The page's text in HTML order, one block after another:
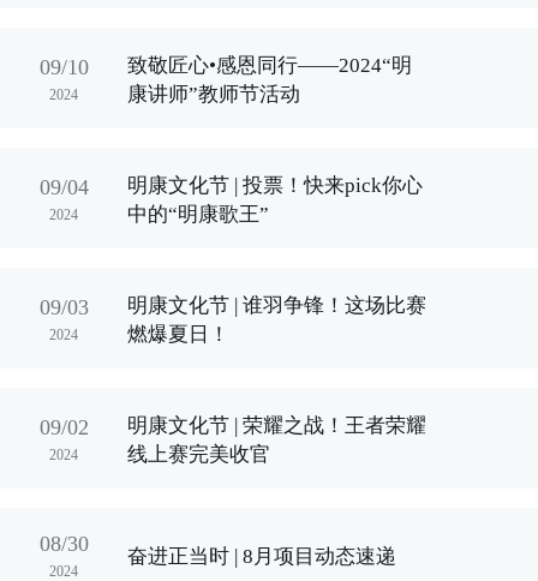
09/10
2024
致敬匠心•感恩同行——2024“明
康讲师”教师节活动
09/04
2024
明康文化节 | 投票！快来pick你心
中的“明康歌王”
09/03
2024
明康文化节 | 谁羽争锋！这场比赛
燃爆夏日！
09/02
2024
明康文化节 | 荣耀之战！王者荣耀
线上赛完美收官
08/30
2024
奋进正当时 | 8月项目动态速递